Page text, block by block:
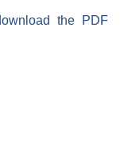
the PDF